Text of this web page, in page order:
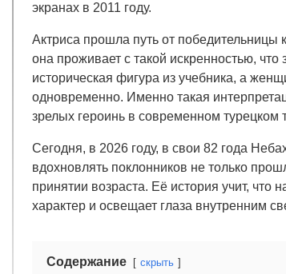
экранах в 2011 году.
Актриса прошла путь от победительницы
она проживает с такой искренностью,
историческая фигура из учебника, а
одновременно. Именно такая
зрелых героинь в современном турецком
Сегодня, в 2026 году, в свои 82 года
вдохновлять поклонников не только
принятии возраста. Её история учит, что
характер и освещает глаза внутренним
Содержание скрыть